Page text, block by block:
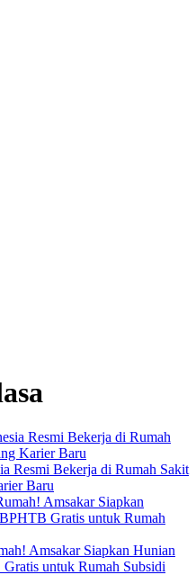
Resmi Bekerja di Rumah Sakit
Baru
Amsakar Siapkan Hunian
untuk Rumah Subsidi